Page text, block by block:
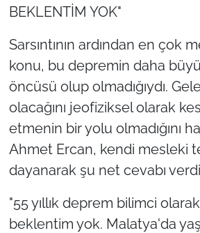
BEKLENTİM YOK"
Sarsıntının ardından en çok
konu, bu depremin daha
öncüsü olup olmadığıydı.
olacağını jeofiziksel olarak
etmenin bir yolu olmadığını
Ahmet Ercan, kendi mesleki
dayanarak şu net cevabı
"55 yıllık deprem bilimci
beklentim yok. Malatya'da